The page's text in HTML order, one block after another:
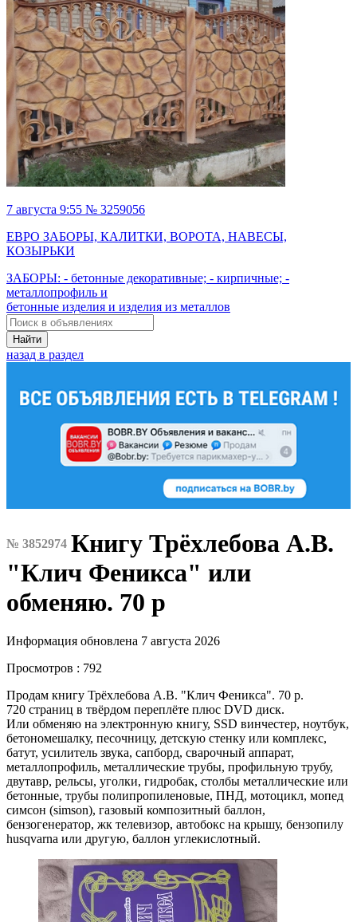
7 августа 9:55 № 3259056
ЕВРО ЗАБОРЫ, КАЛИТКИ, ВОРОТА, НАВЕСЫ,
КОЗЫРЬКИ
ЗАБОРЫ: - бетонные декоративные; - кирпичные; -
металлопрофиль и
бетонные изделия и изделия из металлов
Найти
назад в раздел
№ 3852974 Книгу Трёхлебова А.В.
"Клич Феникса" или
обменяю. 70 р
Информация обновлена 7 августа 2026
Просмотров : 792
Продам книгу Трёхлебова А.В. "Клич Феникса". 70 р.
720 страниц в твёрдом переплёте плюс DVD диск.
Или обменяю на электронную книгу, SSD винчестер, ноутбук,
бетономешалку, песочницу, детскую стенку или комплекс,
батут, усилитель звука, сапборд, сварочный аппарат,
металлопрофиль, металлические трубы, профильную трубу,
двутавр, рельсы, уголки, гидробак, столбы металлические или
бетонные, трубы полипропиленовые, ПНД, мотоцикл, мопед
симсон (simson), газовый композитный баллон,
бензогенератор, жк телевизор, автобокс на крышу, бензопилу
husqvarna или другую, баллон углекислотный.